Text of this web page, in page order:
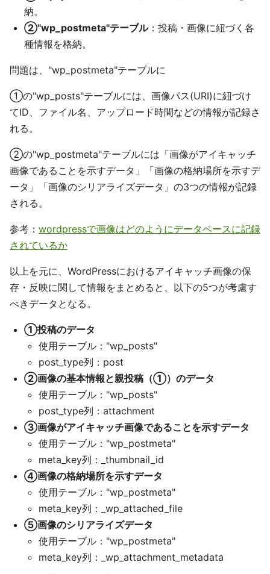
納。
②"wp_postmeta"テーブル：投稿・画像に紐づく各
種情報を格納。
問題は、"wp_postmeta"テーブルに
①の"wp_posts"テーブルには、画像パス(URI)に紐づけ
てID、ファイル名、アップロード時間などの情報が記録さ
れる。
②の"wp_postmeta"テーブルには「画像がアイキャッチ
画像であることを示すデータ」「画像の格納場所を示すデ
ータ」「画像のシリアライズデータ」の3つの情報が記録
される。
参考： wordpressで画像はどのようにデータベースに記録
されているか
以上を元に、WordPressにおけるアイキャッチ画像の保
存・反映に関して情報をまとめると、以下の5つが考慮す
べきデータとなる。
①投稿のデータ
使用テーブル："wp_posts"
post_type列：post
②画像の基本情報と親投稿（①）のデータ
使用テーブル："wp_posts"
post_type列：attachment
③画像がアイキャッチ画像であることを示すデータ
使用テーブル："wp_postmeta"
meta_key列：_thumbnail_id
④画像の格納場所を示すデータ
使用テーブル："wp_postmeta"
meta_key列：_wp_attached_file
⑤画像のシリアライズデータ
使用テーブル："wp_postmeta"
meta_key列：_wp_attachment_metadata